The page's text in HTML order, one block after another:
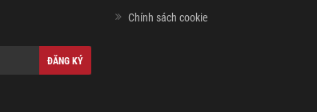
ĐĂNG KÝ
Chính sách cookie